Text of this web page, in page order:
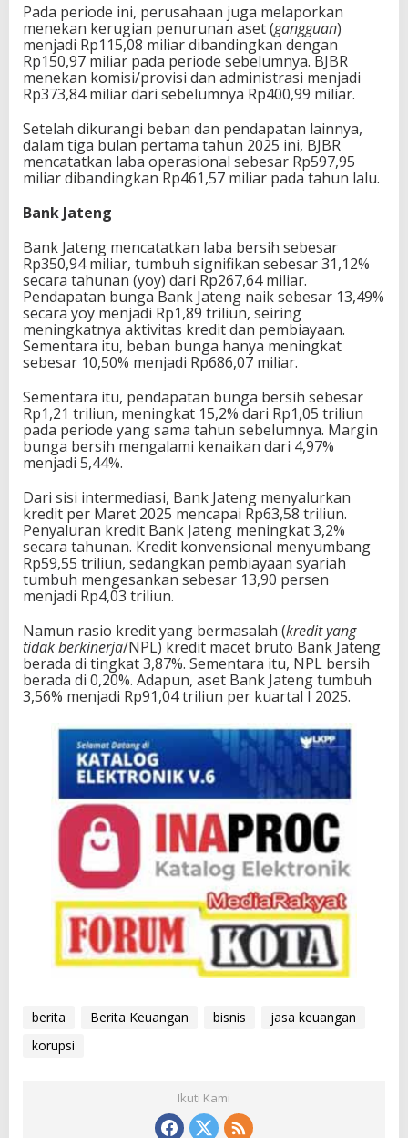
Pada periode ini, perusahaan juga melaporkan
menekan kerugian penurunan aset (gangguan)
menjadi Rp115,08 miliar dibandingkan dengan
Rp150,97 miliar pada periode sebelumnya. BJBR
menekan komisi/provisi dan administrasi menjadi
Rp373,84 miliar dari sebelumnya Rp400,99 miliar.
Setelah dikurangi beban dan pendapatan lainnya,
dalam tiga bulan pertama tahun 2025 ini, BJBR
mencatatkan laba operasional sebesar Rp597,95
miliar dibandingkan Rp461,57 miliar pada tahun lalu.
Bank Jateng
Bank Jateng mencatatkan laba bersih sebesar
Rp350,94 miliar, tumbuh signifikan sebesar 31,12%
secara tahunan (yoy) dari Rp267,64 miliar.
Pendapatan bunga Bank Jateng naik sebesar 13,49%
secara yoy menjadi Rp1,89 triliun, seiring
meningkatnya aktivitas kredit dan pembiayaan.
Sementara itu, beban bunga hanya meningkat
sebesar 10,50% menjadi Rp686,07 miliar.
Sementara itu, pendapatan bunga bersih sebesar
Rp1,21 triliun, meningkat 15,2% dari Rp1,05 triliun
pada periode yang sama tahun sebelumnya. Margin
bunga bersih mengalami kenaikan dari 4,97%
menjadi 5,44%.
Dari sisi intermediasi, Bank Jateng menyalurkan
kredit per Maret 2025 mencapai Rp63,58 triliun.
Penyaluran kredit Bank Jateng meningkat 3,2%
secara tahunan. Kredit konvensional menyumbang
Rp59,55 triliun, sedangkan pembiayaan syariah
tumbuh mengesankan sebesar 13,90 persen
menjadi Rp4,03 triliun.
Namun rasio kredit yang bermasalah (kredit yang
tidak berkinerja/NPL) kredit macet bruto Bank Jateng
berada di tingkat 3,87%. Sementara itu, NPL bersih
berada di 0,20%. Adapun, aset Bank Jateng tumbuh
3,56% menjadi Rp91,04 triliun per kuartal I 2025.
berita Berita Keuangan bisnis
jasa keuangan
korupsi
Ikuti Kami